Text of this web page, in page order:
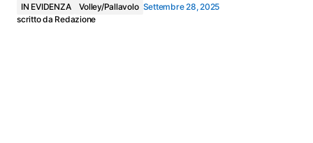
IN EVIDENZA Volley/Pallavolo Settembre 28, 2025
scritto da Redazione